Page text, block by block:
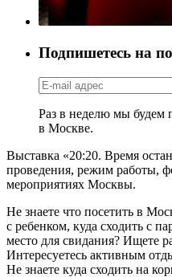
Подпишетесь на
Раз в неделю мы будем
в Москве.
Выставка «20:20. Время
проведения, режим работы,
мероприятиях Москвы.
Не знаете что посетить в
с ребенком, куда сходить с
место для свидания? Ищете
Интересуетесь активным
Не знаете куда сходить на